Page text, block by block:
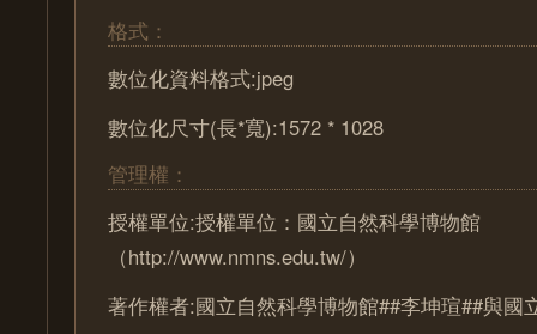
格式：
數位化資料格式:jpeg
數位化尺寸(長*寬):1572 * 1028
管理權：
授權單位:授權單位：國立自然科學博物館
（http://www.nmns.edu.tw/）
著作權者:國立自然科學博物館##李坤瑄##與國